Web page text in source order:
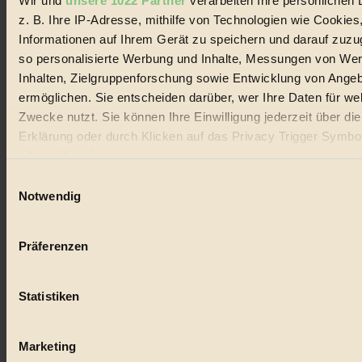
z. B. Ihre IP-Adresse, mithilfe von Technologien wie
Informationen auf Ihrem Gerät zu speichern und darauf
so personalisierte Werbung und Inhalte, Messungen von
Inhalten, Zielgruppenforschung sowie Entwicklung von
ermöglichen. Sie entscheiden darüber, wer Ihre Daten für
Zwecke nutzt. Sie können Ihre Einwilligung jederzeit über
Erklärung oder durch Klicken auf das Privacy Trigger
oder widerrufen
Wenn Sie es erlauben, würden wir auch gerne:
Ihr Gerät durch aktives Scannen nach bestimmten
Erfahren Sie mehr darüber, wie Ihre persönlichen Daten
Notwendig
Präferenzen
Statistiken
Marketing
Natur
kinderbuch
nachhaltig